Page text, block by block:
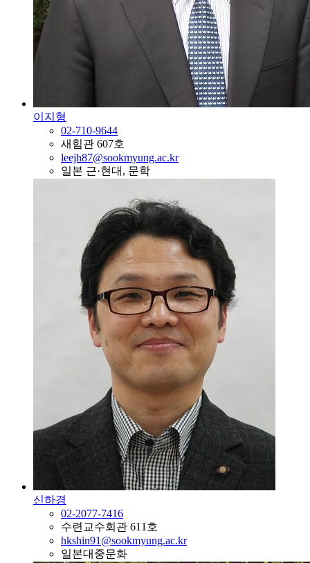
이지형
02-710-9644
새힘관 607호
leejh87@sookmyung.ac.kr
일본 근·현대, 문학
신하경
02-2077-7416
수련교수회관 611호
hkshin91@sookmyung.ac.kr
일본대중문화